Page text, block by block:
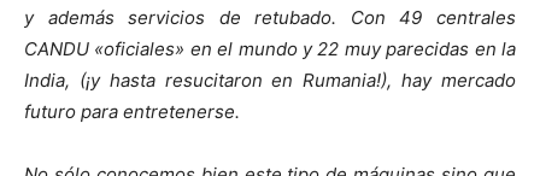
y además servicios de retubado. Con 49 centrales
CANDU «oficiales» en el mundo y 22 muy parecidas en la
India, (¡y hasta resucitaron en Rumania!), hay mercado
futuro para entretenerse.